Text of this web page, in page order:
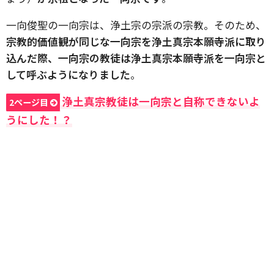
一向俊聖の一向宗は、浄土宗の宗派の宗教。そのため、
宗教的価値観が同じな一向宗を浄土真宗本願寺派に取り
込んだ際、一向宗の教徒は浄土真宗本願寺派を一向宗と
して呼ぶようになりました。
2ページ目
浄土真宗教徒は一向宗と自称できないよ
うにした！？